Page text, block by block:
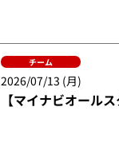
チーム
2026/07/13 (月)
【マイナビオール